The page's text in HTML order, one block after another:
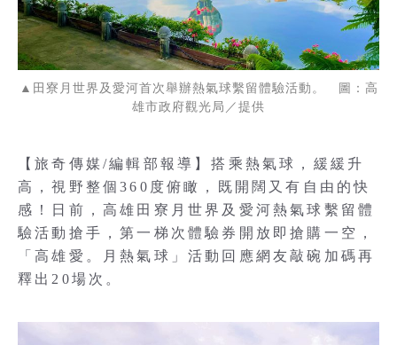
▲田寮月世界及愛河首次舉辦熱氣球繫留體驗活動。 圖：高
雄市政府觀光局／提供
【旅奇傳媒/編輯部報導】搭乘熱氣球，緩緩升
高，視野整個360度俯瞰，既開闊又有自由的快
感！日前，高雄田寮月世界及愛河熱氣球繫留體
驗活動搶手，第一梯次體驗券開放即搶購一空，
「高雄愛。月熱氣球」活動回應網友敲碗加碼再
釋出20場次。